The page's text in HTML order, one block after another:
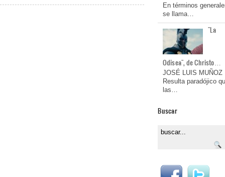
En términos
se llama…
"La
Odisea", de Christo…
JOSÉ LUIS MUÑOZ
Resulta paradójico
las…
Buscar